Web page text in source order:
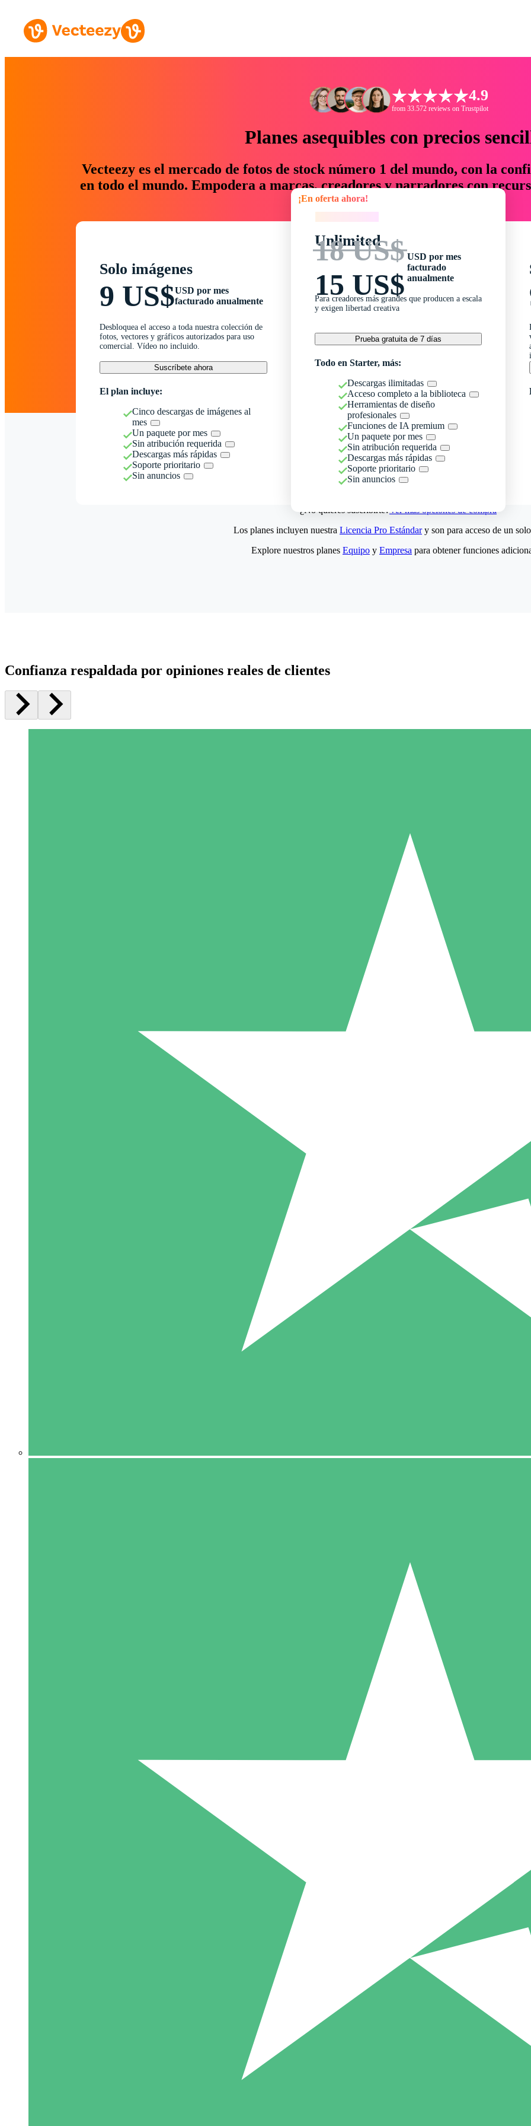
4.9
from 33.572 reviews on Trustpilot
Planes asequibles con precios
Vecteezy es el mercado de fotos de stock número 1 del mundo, con la
en todo el mundo. Empodera a marcas, creadores y narradores con
un 76 % en tiempo y presupuesto.
Solo imágenes
9 US$USD por mes
facturado anualmente
Desbloquea el acceso a toda nuestra colección de
fotos, vectores y gráficos autorizados para uso
comercial. Vídeo no incluido.
Suscríbete ahora
El plan incluye:
Cinco descargas de imágenes al
mes
Un paquete por mes
Sin atribución requerida
Descargas más rápidas
Soporte prioritario
Sin anuncios
¡En oferta ahora!
Unlimited
18 US$
15 US$
USD por mes
facturado
anualmente
Para creadores más grandes que producen a escala
y exigen libertad creativa
Prueba gratuita de 7 días
Todo en Starter, más:
Descargas ilimitadas
Acceso completo a la biblioteca
Herramientas de diseño
profesionales
Funciones de IA premium
Un paquete por mes
Sin atribución requerida
Descargas más rápidas
Soporte prioritario
Sin anuncios
¿No quieres suscribirte?Ver más opciones de compra
5 Descargas
15
Los planes incluyen nuestra Licencia Pro Estándary son para acceso de un
Explore nuestros planes Equipo y Empresa para obtener funciones
Confianza respaldada por opiniones reales de clientes